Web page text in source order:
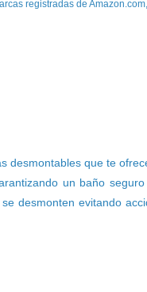
registradas de
que te
un baño
desmonten evitando